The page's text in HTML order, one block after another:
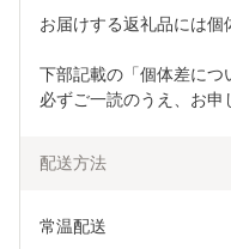
お届けする返礼品には個
下部記載の「個体差につ
必ずご一読のうえ、お申
配送方法
常温配送